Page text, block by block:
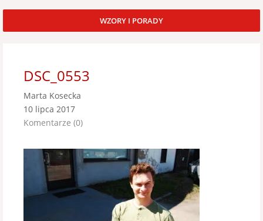
WZORY I PORADY
DSC_0553
Marta Kosecka
10 lipca 2017
Komentarze (0)